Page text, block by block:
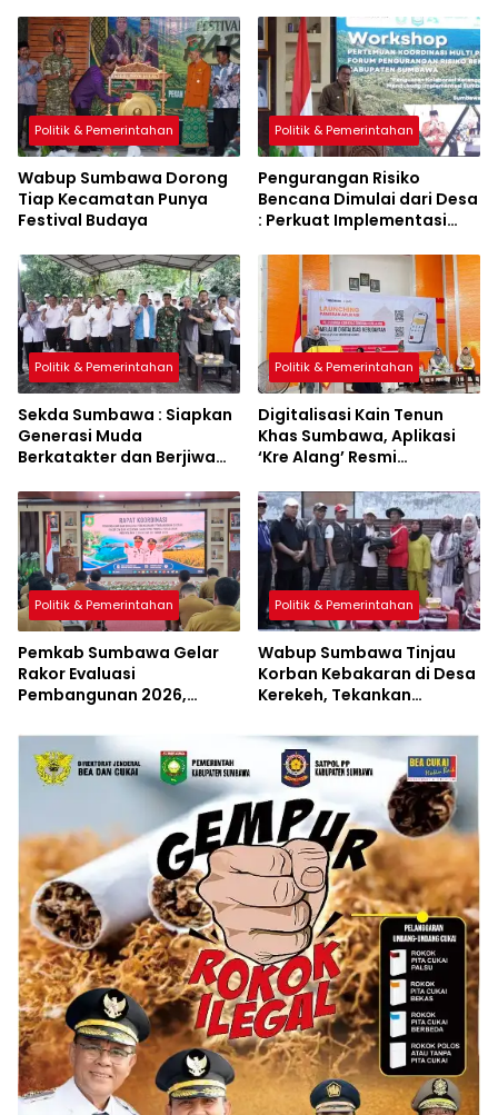
Politik & Pemerintahan
Wabup Sumbawa Dorong
Tiap Kecamatan Punya
Festival Budaya
Politik & Pemerintahan
Pengurangan Risiko
Bencana Dimulai dari Desa
: Perkuat Implementasi
Politik & Pemerintahan
Sekda Sumbawa : Siapkan
Generasi Muda
Berkatakter dan Berjiwa
Politik & Pemerintahan
Digitalisasi Kain Tenun
Khas Sumbawa, Aplikasi
‘Kre Alang’ Resmi
Politik & Pemerintahan
Pemkab Sumbawa Gelar
Rakor Evaluasi
Pembangunan 2026,
Perubahan Resmi
Diluncurkan
Politik & Pemerintahan
Wabup Sumbawa Tinjau
Korban Kebakaran di Desa
Kerekeh, Tekankan